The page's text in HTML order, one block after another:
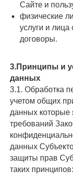
Сайте и
физические
услуги и
договоры.
3.Принципы и
данных
3.1. Обработка
учетом общих
данных которые
требований
данных
защиты прав
таких принципов: